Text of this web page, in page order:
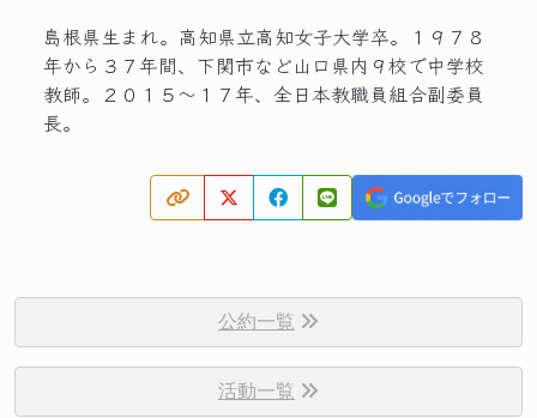
島根県生まれ。高知県立高知女子大学卒。１９７８
年から３７年間、下関市など山口県内９校で中学校
教師。２０１５～１７年、全日本教職員組合副委員
長。
公約一覧
活動一覧